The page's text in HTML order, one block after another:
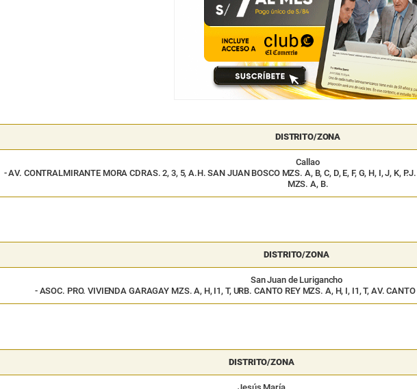
DISTRITO/ZONA
Callao
- AV. CONTRALMIRANTE MORA CDRAS. 2, 3, 5, A.H. SAN JUAN BOSCO MZS. A, B, C, D, E, F, G, H, I, J, K,
MZS. A, B.
DISTRITO/ZONA
San Juan de Lurigancho
- ASOC. PRO. VIVIENDA GARAGAY MZS. A, H, I1, T, URB. CANTO REY MZS. A, H, I, I1, T, AV.
DISTRITO/ZONA